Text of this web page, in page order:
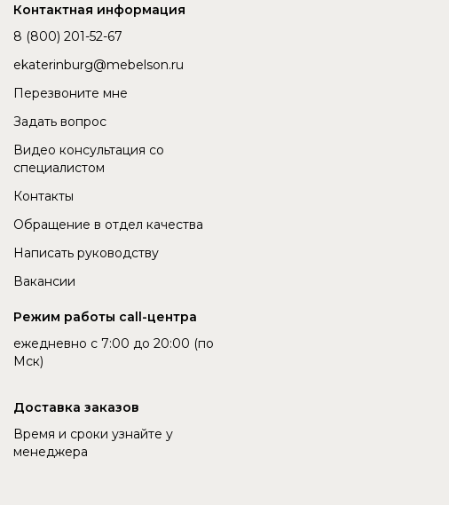
Контактная информация
8 (800) 201-52-67
ekaterinburg@mebelson.ru
Перезвоните мне
Задать вопрос
Видео консультация со
специалистом
Контакты
Обращение в отдел качества
Написать руководству
Вакансии
Режим работы call-центра
ежедневно с 7:00 до 20:00 (по
Мск)
Доставка заказов
Время и сроки узнайте у
менеджера